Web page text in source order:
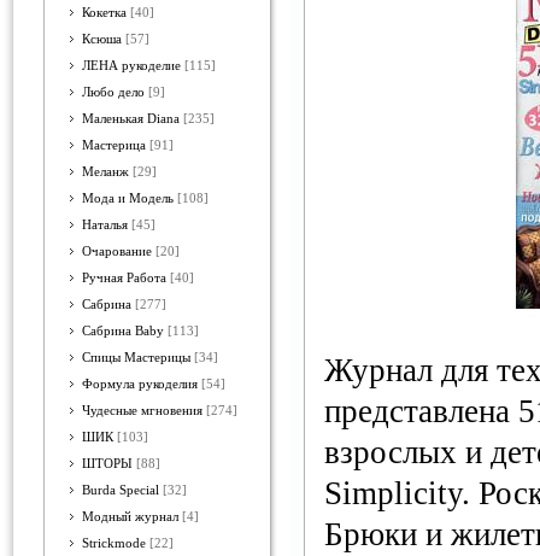
Кокетка [40]
Ксюша [57]
ЛЕНА рукоделие [115]
Любо дело [9]
Маленькая Diana [235]
Мастерица [91]
Меланж [29]
Мода и Модель [108]
Наталья [45]
Очарование [20]
Ручная Работа [40]
Сабрина [277]
Сабрина Baby [113]
Спицы Мастерицы [34]
Формула рукоделия [54]
Чудесные мгновения [274]
ШИК [103]
ШТОРЫ [88]
Burda Special [32]
Модный журнал [4]
Strickmode [22]
Журнал для
представлена
взрослых и
Simplicity.
Брюки и